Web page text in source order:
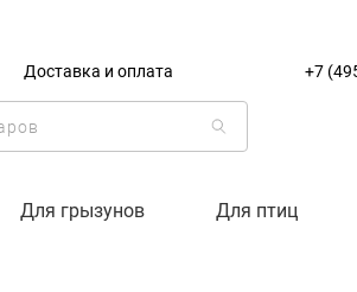
Доставка и оплата +7
Для грызунов Для птиц
+7